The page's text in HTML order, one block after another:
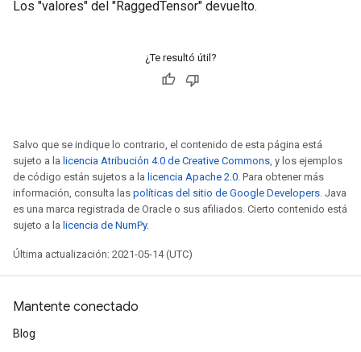
Los "valores" del "RaggedTensor" devuelto.
¿Te resultó útil?
Salvo que se indique lo contrario, el contenido de esta página está
sujeto a la licencia Atribución 4.0 de Creative Commons, y los ejemplos
de código están sujetos a la licencia Apache 2.0. Para obtener más
información, consulta las políticas del sitio de Google Developers. Java
es una marca registrada de Oracle o sus afiliados. Cierto contenido está
sujeto a la licencia de NumPy.
Última actualización: 2021-05-14 (UTC)
Mantente conectado
Blog